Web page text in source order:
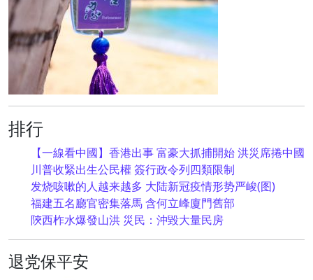
排行
【一線看中國】香港出事 富豪大抓捕開始 洪災席捲中國
川普收緊出生公民權 簽行政令列四類限制
发烧咳嗽的人越来越多 大陆新冠疫情形势严峻(图)
福建五名廳官密集落馬 含何立峰廈門舊部
陝西柞水爆發山洪 災民：沖毀大量民房
退党保平安